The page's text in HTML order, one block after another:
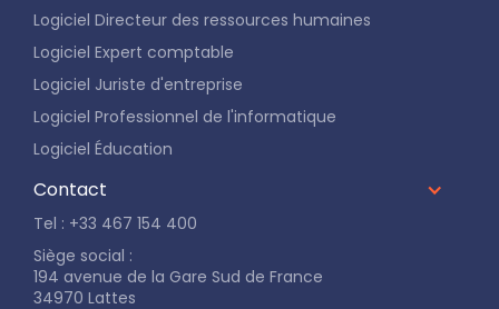
Logiciel Directeur des ressources humaines
Logiciel Expert comptable
Logiciel Juriste d'entreprise
Logiciel Professionnel de l'informatique
Logiciel Éducation
Contact
Tel : +33 467 154 400
Siège social :
194 avenue de la Gare Sud de France
34970 Lattes